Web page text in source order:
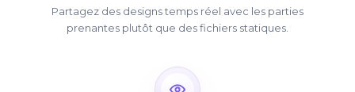
Partagez des designs temps réel avec les parties
prenantes plutôt que des fichiers statiques.